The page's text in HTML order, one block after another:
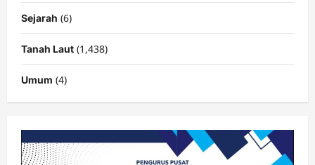
Sejarah (6)
Tanah Laut (1,438)
Umum (4)